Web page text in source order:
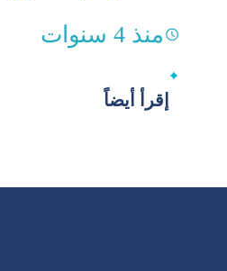
منذ 4 سنوات
إقرأ أيضاً